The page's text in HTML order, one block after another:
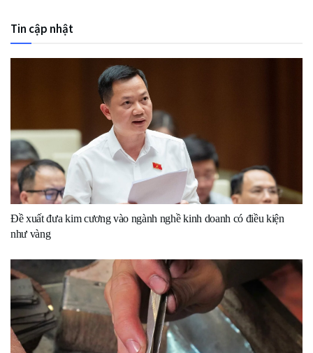
Tin cập nhật
Đề xuất đưa kim cương vào ngành nghề kinh doanh có điều kiện
như vàng